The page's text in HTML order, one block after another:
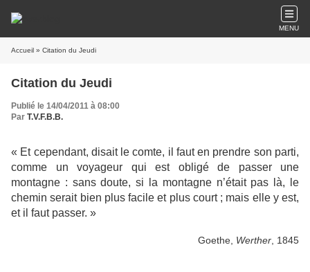
MENU
Accueil » Citation du Jeudi
Citation du Jeudi
Publié le 14/04/2011 à 08:00
Par T.V.F.B.B.
« Et cependant, disait le comte, il faut en prendre son parti,
comme un voyageur qui est obligé de passer une
montagne : sans doute, si la montagne n’était pas là, le
chemin serait bien plus facile et plus court ; mais elle y est,
et il faut passer. »
Goethe, Werther , 1845